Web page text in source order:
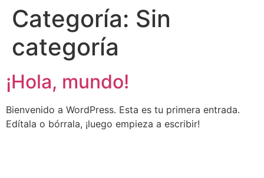
Categoría: Sin
categoría
¡Hola, mundo!
Bienvenido a WordPress. Esta es tu primera entrada.
Edítala o bórrala, ¡luego empieza a escribir!